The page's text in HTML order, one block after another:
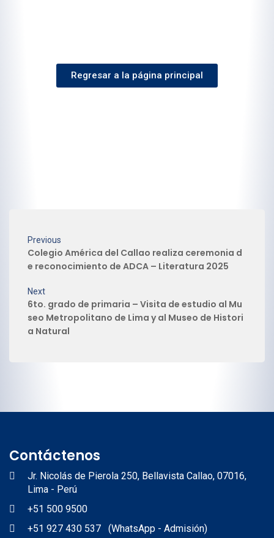
Regresar a la página principal
Previous
Colegio América del Callao realiza ceremonia d
e reconocimiento de ADCA – Literatura 2025
Next
6to. grado de primaria – Visita de estudio al Mu
seo Metropolitano de Lima y al Museo de Histori
a Natural
Contáctenos
Jr. Nicolás de Pierola 250, Bellavista Callao, 07016,
Lima - Perú
+51 500 9500
+51 927 430 537 (WhatsApp - Admisión)